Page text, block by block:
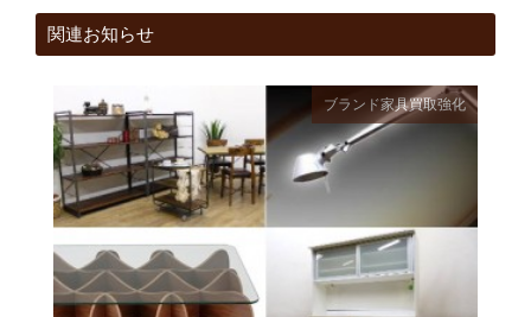
関連お知らせ
ブランド家具買取強化